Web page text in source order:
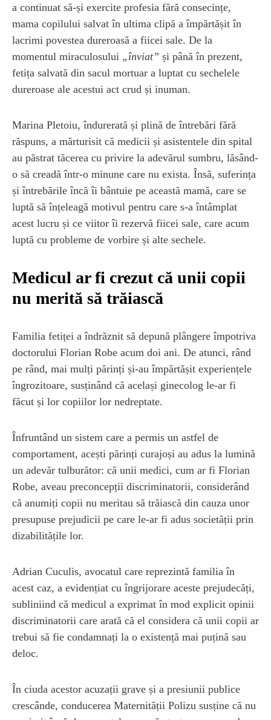
a continuat să-și exercite profesia fără consecințe,
mama copilului salvat în ultima clipă a împărtășit în
lacrimi povestea dureroasă a fiicei sale. De la
momentul miraculosului „înviat” și până în prezent,
fetița salvată din sacul mortuar a luptat cu sechelele
dureroase ale acestui act crud și inuman.
Marina Pletoiu, îndurerată și plină de întrebări fără
răspuns, a mărturisit că medicii și asistentele din spital
au păstrat tăcerea cu privire la adevărul sumbru, lăsând-
o să creadă într-o minune care nu exista. Însă, suferința
și întrebările încă îi bântuie pe această mamă, care se
luptă să înțeleagă motivul pentru care s-a întâmplat
acest lucru și ce viitor îi rezervă fiicei sale, care acum
luptă cu probleme de vorbire și alte sechele.
Medicul ar fi crezut că unii copii
nu merită să trăiască
Familia fetiței a îndrăznit să depună plângere împotriva
doctorului Florian Robe acum doi ani. De atunci, rând
pe rând, mai mulți părinți și-au împărtășit experiențele
îngrozitoare, susținând că același ginecolog le-ar fi
făcut și lor copiilor lor nedreptate.
Înfruntând un sistem care a permis un astfel de
comportament, acești părinți curajoși au adus la lumină
un adevăr tulburător: că unii medici, cum ar fi Florian
Robe, aveau preconcepții discriminatorii, considerând
că anumiți copii nu meritau să trăiască din cauza unor
presupuse prejudicii pe care le-ar fi adus societății prin
dizabilitățile lor.
Adrian Cuculis, avocatul care reprezintă familia în
acest caz, a evidențiat cu îngrijorare aceste prejudecăți,
subliniind că medicul a exprimat în mod explicit opinii
discriminatorii care arată că el considera că unii copii ar
trebui să fie condamnați la o existență mai puțină sau
deloc.
În ciuda acestor acuzații grave și a presiunii publice
crescânde, conducerea Maternității Polizu susține că nu